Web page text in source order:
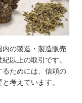
の製造・製造販売
以上の取引です。
るためには、信頼の
考えています。